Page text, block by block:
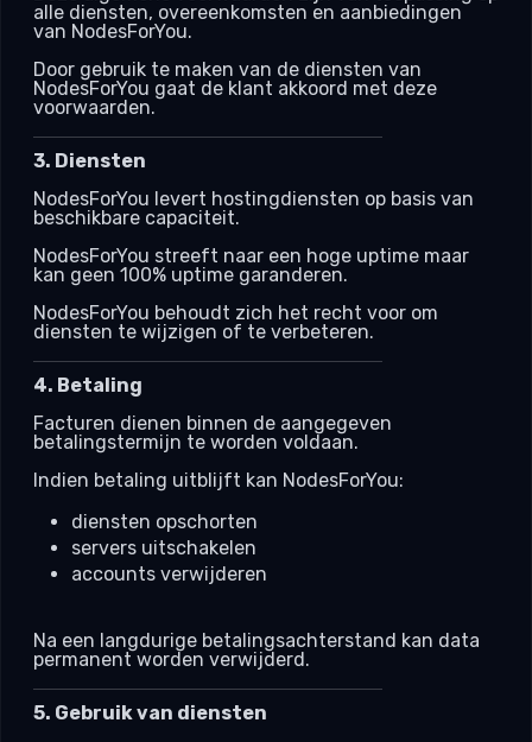
alle diensten, overeenkomsten en aanbiedingen
van NodesForYou.
Door gebruik te maken van de diensten van
NodesForYou gaat de klant akkoord met deze
voorwaarden.
3. Diensten
NodesForYou levert hostingdiensten op basis van
beschikbare capaciteit.
NodesForYou streeft naar een hoge uptime maar
kan geen 100% uptime garanderen.
NodesForYou behoudt zich het recht voor om
diensten te wijzigen of te verbeteren.
4. Betaling
Facturen dienen binnen de aangegeven
betalingstermijn te worden voldaan.
Indien betaling uitblijft kan NodesForYou:
diensten opschorten
servers uitschakelen
accounts verwijderen
Na een langdurige betalingsachterstand kan data
permanent worden verwijderd.
5. Gebruik van diensten